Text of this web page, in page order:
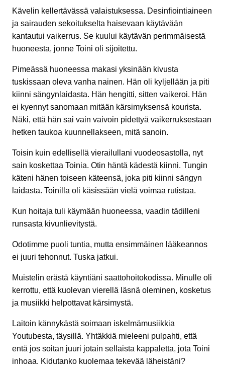
Kävelin kellertävässä valaistuksessa. Desinfiointiaineen
ja sairauden sekoitukselta haisevaan käytävään
kantautui vaikerrus. Se kuului käytävän perimmäisestä
huoneesta, jonne Toini oli sijoitettu.
Pimeässä huoneessa makasi yksinään kivusta
tuskissaan oleva vanha nainen. Hän oli kyljellään ja piti
kiinni sängynlaidasta. Hän hengitti, sitten vaikeroi. Hän
ei kyennyt sanomaan mitään kärsimyksensä kourista.
Näki, että hän sai vain vaivoin pidettyä vaikerruksestaan
hetken taukoa kuunnellakseen, mitä sanoin.
Toisin kuin edellisellä vierailullani vuodeosastolla, nyt
sain koskettaa Toinia. Otin häntä kädestä kiinni. Tungin
käteni hänen toiseen käteensä, joka piti kiinni sängyn
laidasta. Toinilla oli käsissään vielä voimaa rutistaa.
Kun hoitaja tuli käymään huoneessa, vaadin tädilleni
runsasta kivunlievitystä.
Odotimme puoli tuntia, mutta ensimmäinen lääkeannos
ei juuri tehonnut. Tuska jatkui.
Muistelin erästä käyntiäni saattohoitokodissa. Minulle oli
kerrottu, että kuolevan vierellä läsnä oleminen, kosketus
ja musiikki helpottavat kärsimystä.
Laitoin kännykästä soimaan iskelmämusiikkia
Youtubesta, täysillä. Yhtäkkiä mieleeni pulpahti, että
entä jos soitan juuri jotain sellaista kappaletta, jota Toini
inhoaa. Kidutanko kuolemaa tekevää läheistäni?